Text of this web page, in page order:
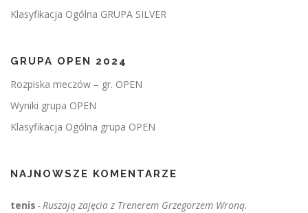
Klasyfikacja Ogólna GRUPA SILVER
GRUPA OPEN 2024
Rozpiska meczów – gr. OPEN
Wyniki grupa OPEN
Klasyfikacja Ogólna grupa OPEN
NAJNOWSZE KOMENTARZE
tenis -Ruszają zajęcia z Trenerem Grzegorzem Wroną.